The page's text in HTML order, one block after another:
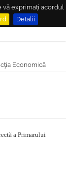
vă exprimați acordul
Detalii
Economică
a Primarului